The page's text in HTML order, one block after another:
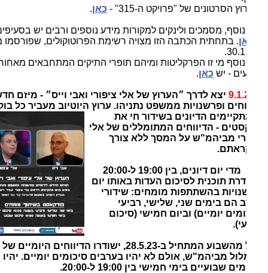
הסרטונים של "פרויקט ה-315" -
כאן .
מסמכים ולינקים למקורות מידע נוספים ורבים יש בסעיפים א'-
. בתחתית הכתבה הזו מצויה רשימת הפרוטוקולים, שפורסמו מאז
מי זו הפרקליטות ומיהם תופרי התיקים המתחבאים מאחורי
- ישכאן.
יצא לדרך״הערוץ של אלי ציפורי ואבי וייס״ - מיזם חדש
ופרשנויות ממשפט נתניהו. ערוץ היוטיוב מעביר כל בוקר
הדיוניםבשידור חי את
- הדיווחים המתומללים של אלי
מביהמ"ש על המסך ללא צורך
כ"כ, מדי יום דיונים, בין 19:00 ל-20:00
תוכנית לסיכום העדות באותו יום
בהשתתפות מומחים: שידורי
הם בימים שני, שלישי, רביעי
יומיים) וביום חמישי (סיכום
החל מהשבוע המתחיל ב-28.5.23, ישודרו הדיווחים היומיים של
מביהמ"ש, אולם לא יהיו בערבים סיכומים יומיים. יהיו
שבועיים בימי חמישי בין 19:00 ל-20:00.